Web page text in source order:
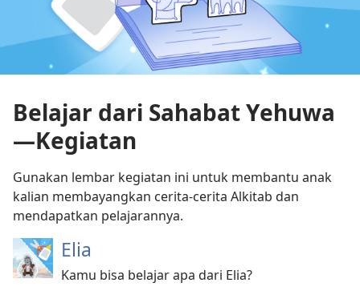
Belajar dari Sahabat Yehuwa​
—Kegiatan
Gunakan lembar kegiatan ini untuk membantu anak
kalian membayangkan cerita-cerita Alkitab dan
mendapatkan pelajarannya.
Elia
Kamu bisa belajar apa dari Elia?